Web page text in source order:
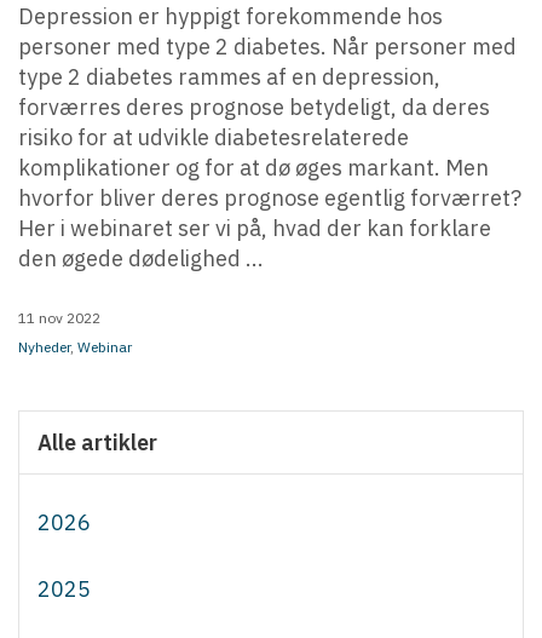
Depression er hyppigt forekommende hos
personer med type 2 diabetes. Når personer med
type 2 diabetes rammes af en depression,
forværres deres prognose betydeligt, da deres
risiko for at udvikle diabetesrelaterede
komplikationer og for at dø øges markant. Men
hvorfor bliver deres prognose egentlig forværret?
Her i webinaret ser vi på, hvad der kan forklare
den øgede dødelighed ...
11 nov 2022
Nyheder, Webinar
Alle artikler
2026
2025